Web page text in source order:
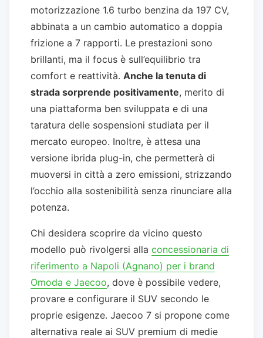
motorizzazione 1.6 turbo benzina da 197 CV,
abbinata a un cambio automatico a doppia
frizione a 7 rapporti. Le prestazioni sono
brillanti, ma il focus è sull’equilibrio tra
comfort e reattività. Anche la tenuta di
strada sorprende positivamente, merito di
una piattaforma ben sviluppata e di una
taratura delle sospensioni studiata per il
mercato europeo. Inoltre, è attesa una
versione ibrida plug-in, che permetterà di
muoversi in città a zero emissioni, strizzando
l’occhio alla sostenibilità senza rinunciare alla
potenza.
Chi desidera scoprire da vicino questo
modello può rivolgersi alla concessionaria di
riferimento a Napoli (Agnano) per i brand
Omoda e Jaecoo, dove è possibile vedere,
provare e configurare il SUV secondo le
proprie esigenze. Jaecoo 7 si propone come
alternativa reale ai SUV premium di medie